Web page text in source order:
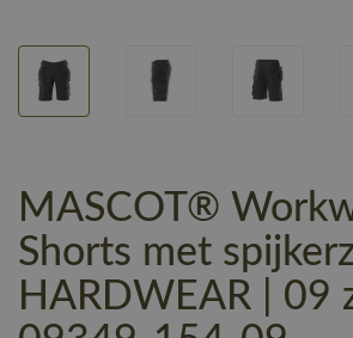
MASCOT®
Shorts met
HARDWEAR | 09